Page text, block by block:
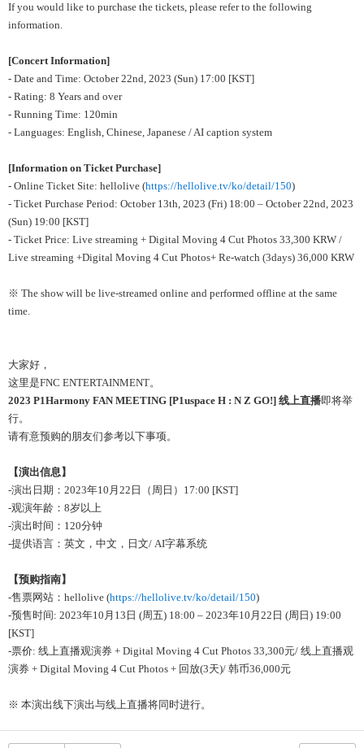
If you would like to purchase the tickets, please refer to the following
information.
[Concert Information]
- Date and Time: October 22nd, 2023 (Sun) 17:00 [KST]
- Rating: 8 Years and over
- Running Time: 120min
- Languages: English, Chinese, Japanese / AI caption system
[Information on Ticket Purchase]
- Online Ticket Site: hellolive (https://hellolive.tv/ko/detail/150)
- Ticket Purchase Period: October 13th, 2023 (Fri) 18:00 – October 22nd, 2023
(Sun) 19:00 [KST]
- Ticket Price: Live streaming + Digital Moving 4 Cut Photos 33,300 KRW /
Live streaming +Digital Moving 4 Cut Photos+ Re-watch (3days) 36,000 KRW
※ The show will be live-streamed online and performed offline at the same
time.
大家好，
这里是FNC ENTERTAINMENT。
2023 P1Harmony FAN MEETING [P1uspace H : N Z GO!] 线上直播即将举
行。
请有意预购的朋友们参考以下事项。
【演出信息】
-演出日期：2023年10月22日（周日）17:00 [KST]
-观演年龄：8岁以上
-演出时间：120分钟
-提供语言：英文，中文，日文/ AI字幕系统
【预购指南】
-售票网站： hellolive (https://hellolive.tv/ko/detail/150)
-预售时间: 2023年10 月 13 日 (周五) 18:00 – 2023年10 月 22 日 (周日 ) 19:00
[KST]
-票价: 线上直播观演券 + Digital Moving 4 Cut Photos 33,300元/ 线上直播观
演券 + Digital Moving 4 Cut Photos + 回放(3天)/ 韩币36,000元
※ 本演出线下演出与线上直播将同 时进行。